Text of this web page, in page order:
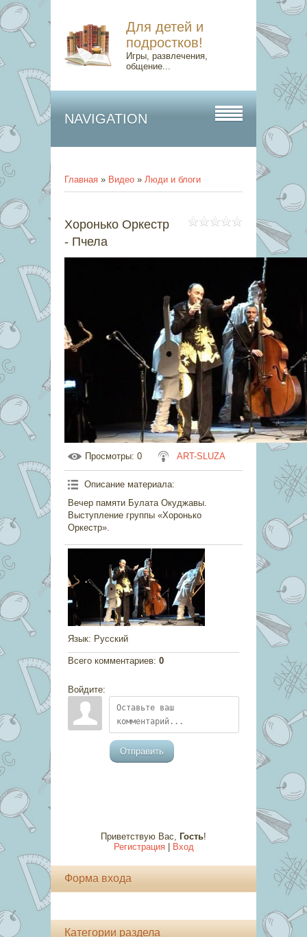
Для детей и
подростков!
Игры, развлечения,
общение...
NAVIGATION
Главная » Видео » Люди и блоги
Хоронько Оркестр
- Пчела
Просмотры: 0 ART-SLUZA
Описание материала:
Вечер памяти Булата Окуджавы.
Выступление группы «Хоронько
Оркестр».
Язык: Русский
Всего комментариев: 0
Войдите:
Отправить
Приветствую Вас Гость!
Регистрация| Вход
Форма входа
Категории раздела